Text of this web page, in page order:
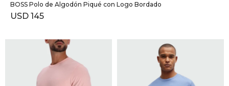
BOSS Polo de Algodón Piqué con Logo Bordado
USD 145